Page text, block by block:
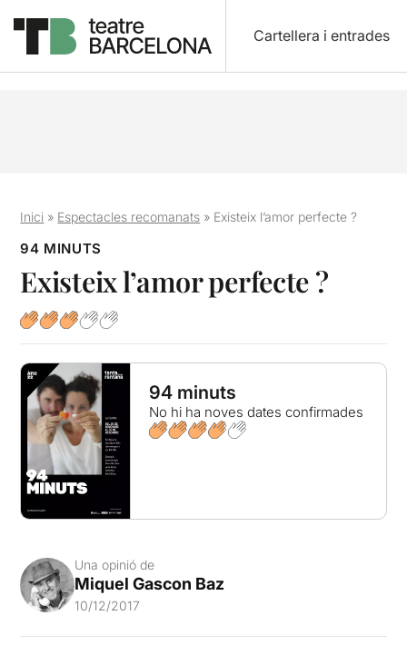
Cartellera i entrades
Inici » Espectacles recomanats » Existeix l’amor perfecte ?
94 MINUTS
Existeix l’amor perfecte ?
94 minuts
No hi ha noves dates confirmades
Una opinió de
Miquel Gascon Baz
10/12/2017